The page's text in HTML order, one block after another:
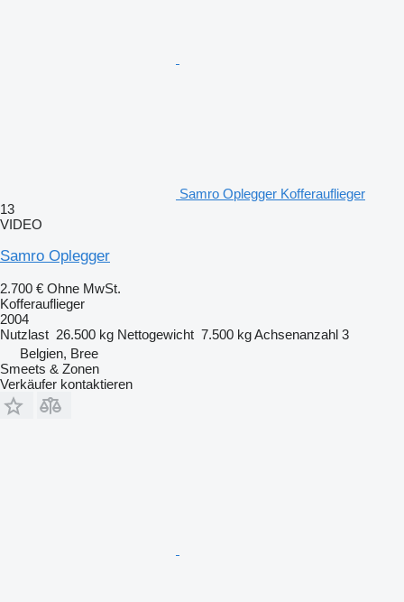
Samro Oplegger Kofferauflieger
13
VIDEO
Samro Oplegger
2.700 € Ohne MwSt.
Kofferauflieger
2004
Nutzlast 26.500 kg Nettogewicht 7.500 kgAchsenanzahl 3
Belgien, Bree
Smeets & Zonen
Verkäufer kontaktieren